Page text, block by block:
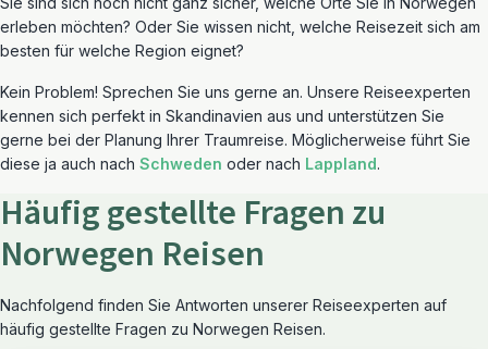
erleben möchten? Oder Sie wissen nicht, welche Reisezeit sich am
besten für welche Region eignet?
Kein Problem! Sprechen Sie uns gerne an. Unsere Reiseexperten
kennen sich perfekt in Skandinavien aus und unterstützen Sie
gerne bei der Planung Ihrer Traumreise. Möglicherweise führt Sie
diese ja auch nach Schweden oder nach Lappland.
Häufig gestellte Fragen zu
Norwegen Reisen
Nachfolgend finden Sie Antworten unserer Reiseexperten auf
häufig gestellte Fragen zu Norwegen Reisen.